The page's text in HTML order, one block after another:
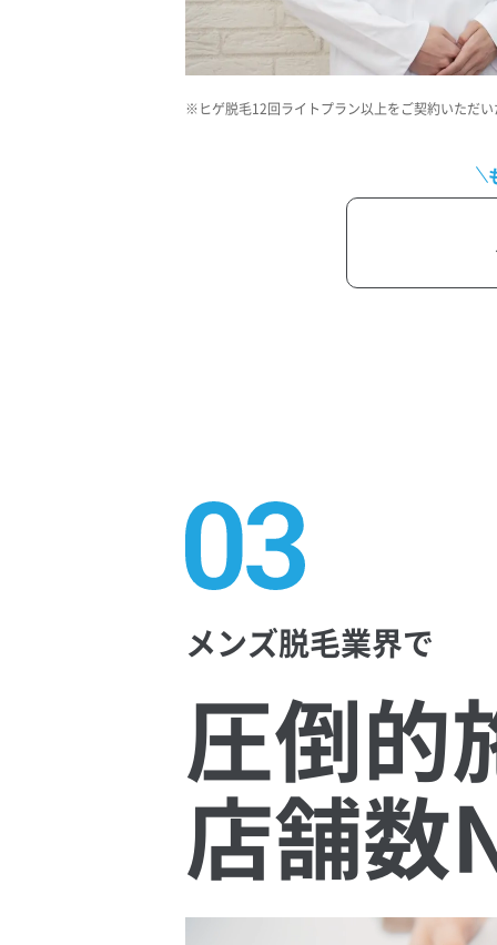
ヒゲ脱毛12回ライトプラン以上をご契約いただ
メンズ脱毛業界で
圧倒
店舗数